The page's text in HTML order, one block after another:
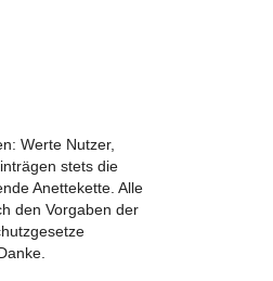
Werte Nutzer,
stets die
Anettekette. Alle
den Vorgaben der